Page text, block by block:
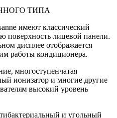
ТИПА
имеют классический
поверхность лицевой панели.
дисплее отображается
работы кондиционера.
многоступенчатая
ионизатор и многие другие
высокий уровень
и угольный